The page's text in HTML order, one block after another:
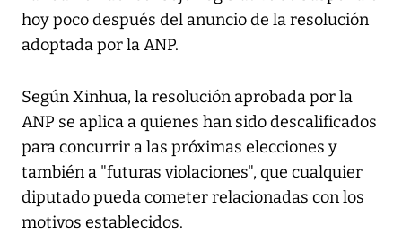
hoy poco después del anuncio de la resolución
adoptada por la ANP.
Según Xinhua, la resolución aprobada por la
ANP se aplica a quienes han sido descalificados
para concurrir a las próximas elecciones y
también a "futuras violaciones", que cualquier
diputado pueda cometer relacionadas con los
motivos establecidos.